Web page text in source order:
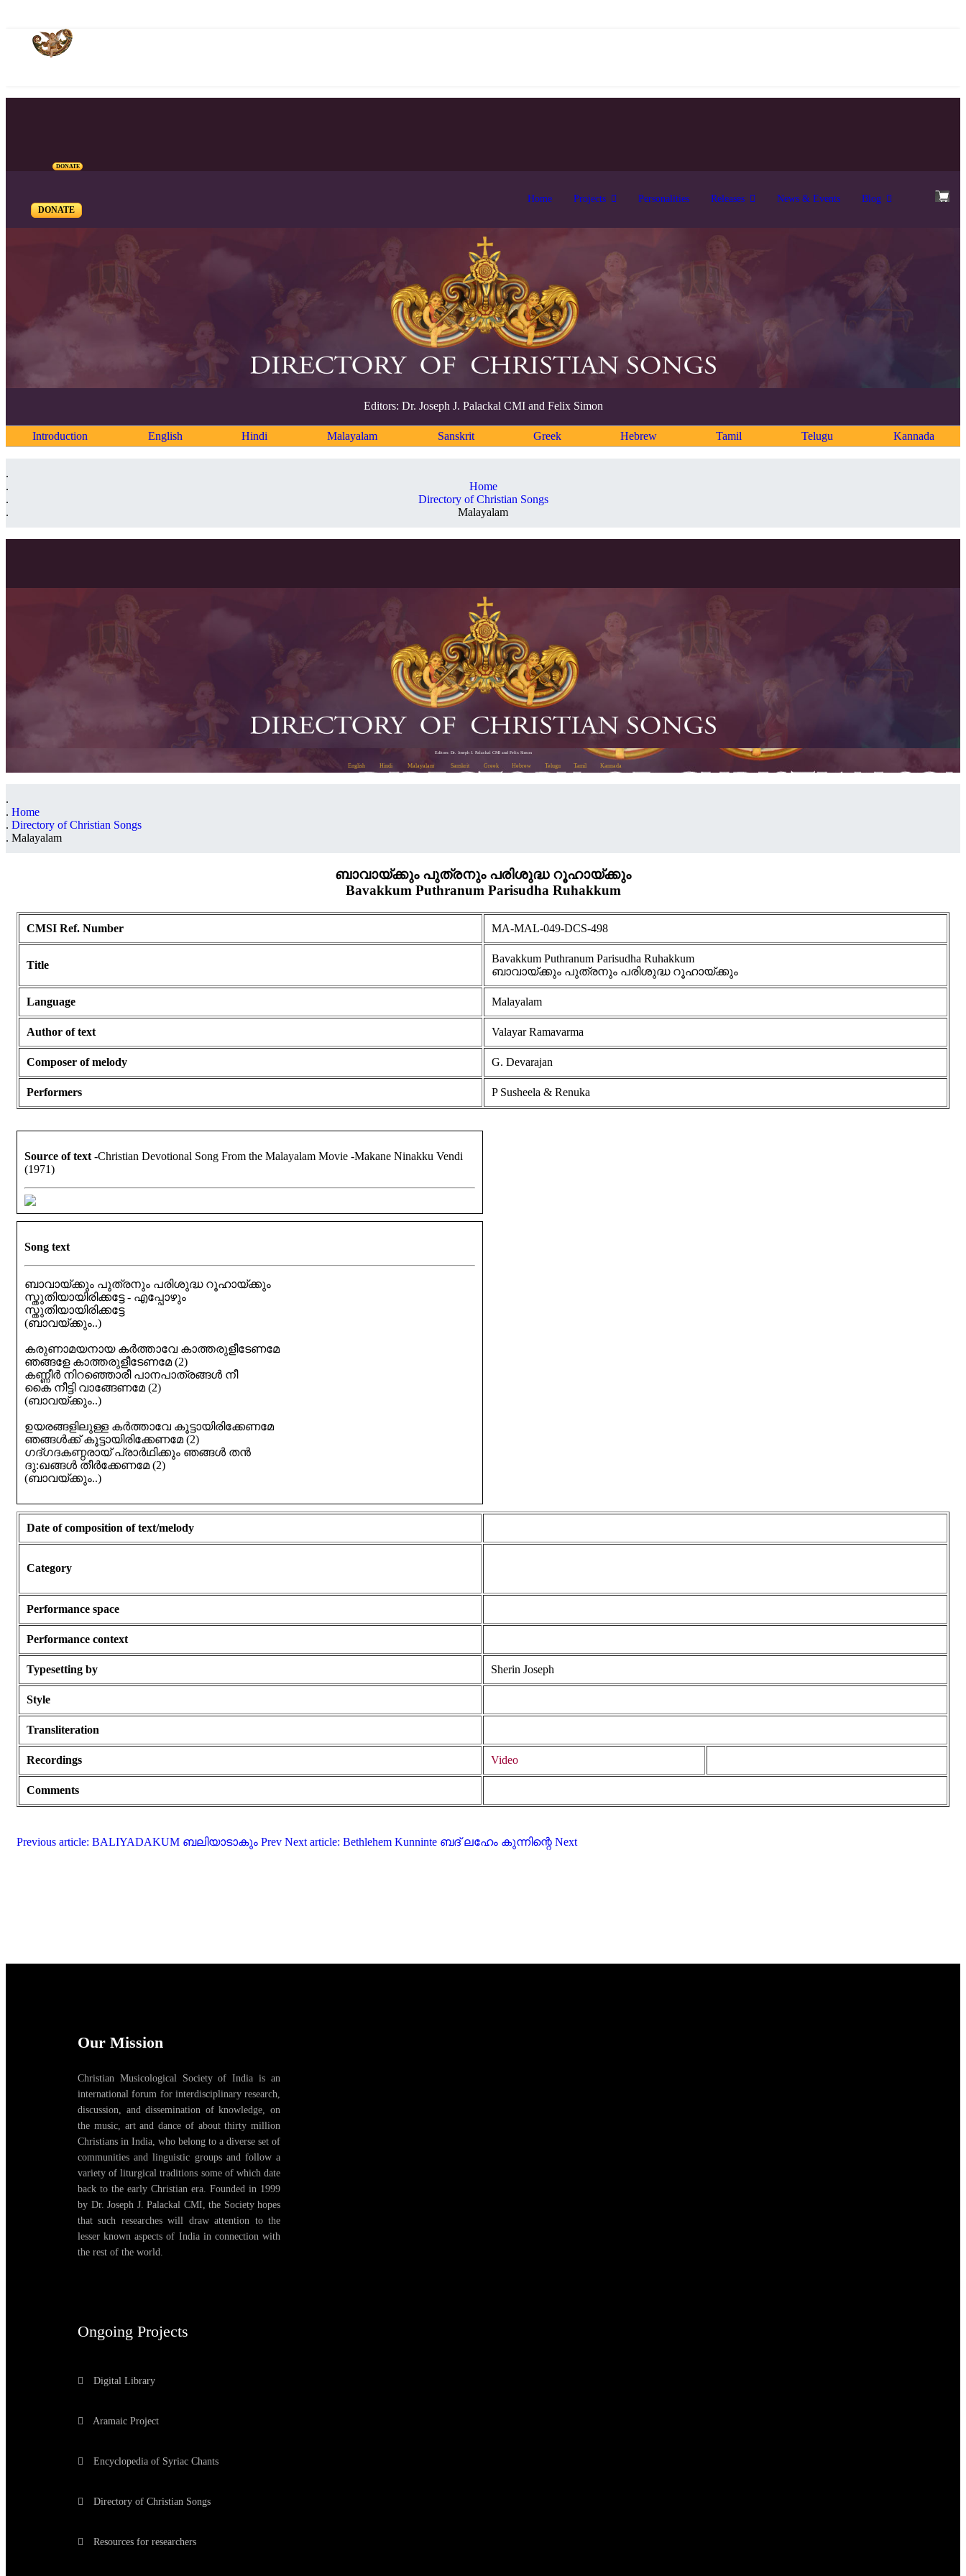
DONATE
Home Projects Personalities Releases News & Events Blog
DONATE
Editors: Dr. Joseph J. Palackal CMI and Felix Simon
Introduction English Hindi Malayalam Sanskrit Greek Hebrew Tamil Telugu Kannada
Home
Directory of Christian Songs
Malayalam
Editors: Dr. Joseph J. Palackal CMI and Felix Simon
English Hindi Malayalam Sanskrit Greek Hebrew Telugu Tamil Kannada
Home
Directory of Christian Songs
Malayalam
ബാവായ്ക്കും പുത്രനും പരിശുദ്ധ റൂഹായ്ക്കും
Bavakkum Puthranum Parisudha Ruhakkum
CMSI Ref. Number MA-MAL-049-DCS-498
Title
Bavakkum Puthranum Parisudha Ruhakkum
ബാവായ്ക്കും പുത്രനും പരിശുദ്ധ റൂഹായ്ക്കും
Language Malayalam
Author of text Valayar Ramavarma
Composer of melody G. Devarajan
Performers P Susheela & Renuka
Source of text -Christian Devotional Song From the Malayalam Movie -Makane Ninakku Vendi
(1971)
Song text
ബാവായ്ക്കും പുത്രനും പരിശുദ്ധ റൂഹായ്ക്കും
സ്തുതിയായിരിക്കട്ടേ - എപ്പോഴും
സ്തുതിയായിരിക്കട്ടേ
(ബാവയ്ക്കും..)
കരുണാമയനായ കർത്താവേ കാത്തരുളീടേണമേ
ഞങ്ങളേ കാത്തരുളീടേണമേ (2)
കണ്ണീ‍ർ നിറഞ്ഞൊരീ പാനപാത്രങ്ങൾ നീ
കൈ നീട്ടി വാങ്ങേണമേ (2)
(ബാവയ്ക്കും..)
ഉയരങ്ങളിലുള്ള കർത്താവേ കൂട്ടായിരിക്കേണമേ
ഞങ്ങൾക്ക് കൂട്ടായിരിക്കേണമേ (2)
ഗദ്ഗദകണ്ഠരായ് പ്രാർഥിക്കും ഞങ്ങൾ തൻ
ദു:ഖങ്ങൾ തീർക്കേണമേ (2)
(ബാവയ്ക്കും..)
Date of composition of text/melody
Category
Performance space
Performance context
Typesetting by Sherin Joseph
Style
Transliteration
Recordings Video
Comments
Previous article: BALIYADAKUM ബലിയാടാകും Prev Next article: Bethlehem Kunninte ബദ് ലഹേം കുന്നിന്റെ Next
Our Mission
Christian Musicological Society of India is an
international forum for interdisciplinary research,
discussion, and dissemination of knowledge, on
the music, art and dance of about thirty million
Christians in India, who belong to a diverse set of
communities and linguistic groups and follow a
variety of liturgical traditions some of which date
back to the early Christian era. Founded in 1999
by Dr. Joseph J. Palackal CMI, the Society hopes
that such researches will draw attention to the
lesser known aspects of India in connection with
the rest of the world.
Ongoing Projects
Digital Library
Aramaic Project
Encyclopedia of Syriac Chants
Directory of Christian Songs
Resources for researchers